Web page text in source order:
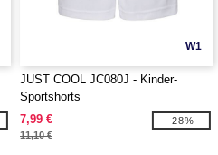
W1
JUST COOL JC080J - Kinder-
Sportshorts
7,99 €
11,10 €
-28%